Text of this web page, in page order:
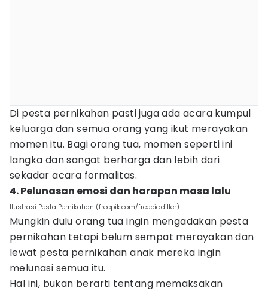
Di pesta pernikahan pasti juga ada acara kumpul
keluarga dan semua orang yang ikut merayakan
momen itu. Bagi orang tua, momen seperti ini
langka dan sangat berharga dan lebih dari
sekadar acara formalitas.
4. Pelunasan emosi dan harapan masa lalu
Ilustrasi Pesta Pernikahan (freepik.com/freepic.diller)
Mungkin dulu orang tua ingin mengadakan pesta
pernikahan tetapi belum sempat merayakan dan
lewat pesta pernikahan anak mereka ingin
melunasi semua itu.
Hal ini, bukan berarti tentang memaksakan